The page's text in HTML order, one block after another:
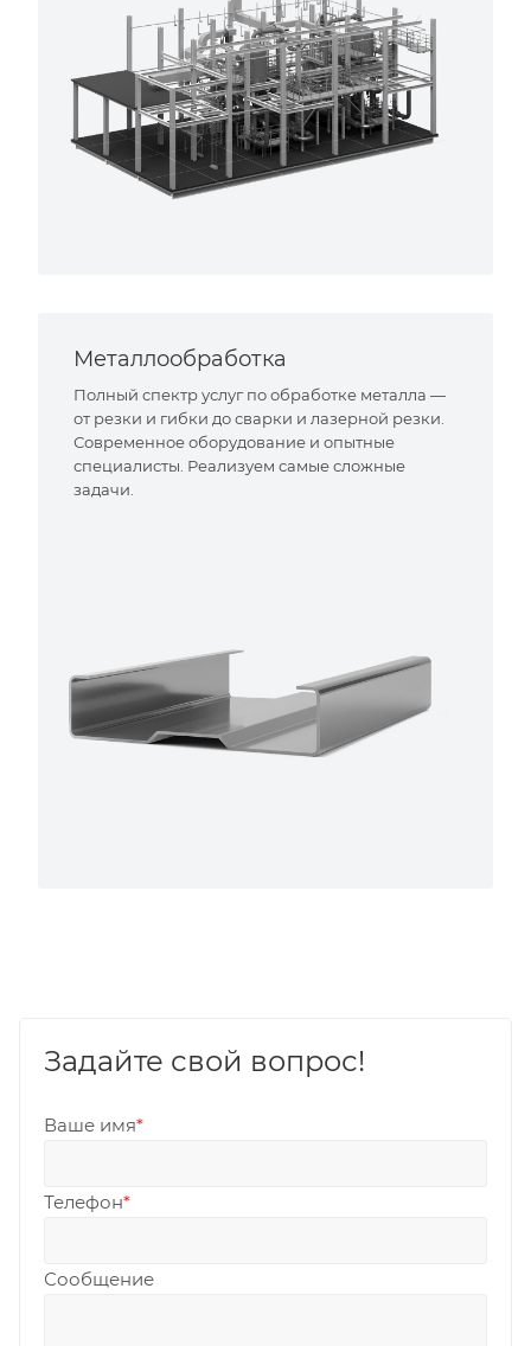
Металлообработка
Полный спектр услуг по обработке металла —
от резки и гибки до сварки и лазерной резки.
Современное оборудование и опытные
специалисты. Реализуем самые сложные
задачи.
Задайте свой вопрос!
Ваше имя*
Телефон*
Сообщение